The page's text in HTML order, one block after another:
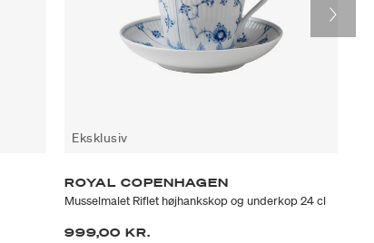
Eksklusiv
ROYAL COPENHAGEN
Musselmalet Riflet højhankskop og underkop 24 cl
999,00 KR.